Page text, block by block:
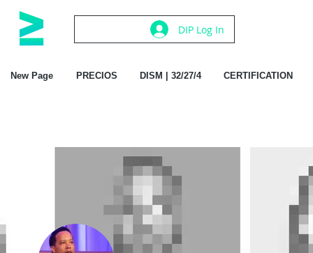
DIP Log In
New Page PRECIOS DISM | 32/27/4 CERTIFICATION